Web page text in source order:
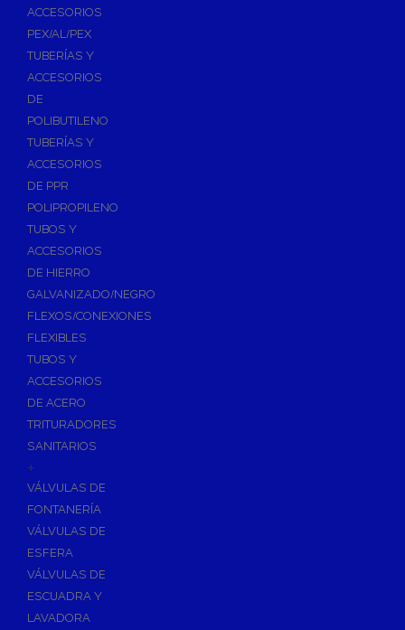
ACCESORIOS
PEX/AL/PEX
TUBERÍAS Y
ACCESORIOS
DE
POLIBUTILENO
TUBERÍAS Y
ACCESORIOS
DE PPR
POLIPROPILENO
TUBOS Y
ACCESORIOS
DE HIERRO
GALVANIZADO/NEGRO
FLEXOS/CONEXIONES
FLEXIBLES
TUBOS Y
ACCESORIOS
DE ACERO
TRITURADORES
SANITARIOS
+
VÁLVULAS DE
FONTANERÍA
VÁLVULAS DE
ESFERA
VÁLVULAS DE
ESCUADRA Y
LAVADORA